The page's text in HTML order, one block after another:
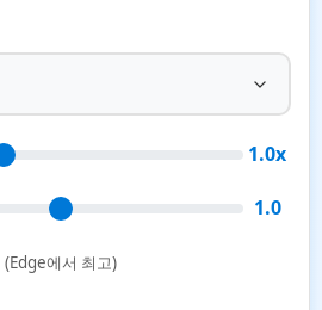
1.0x
1.0
(Edge에서 최고)